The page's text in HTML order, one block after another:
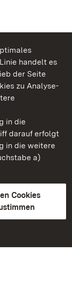
handelt es
der Seite
zu Analyse-
in die
darauf erfolgt
in die weitere
a)
Cookies
Württemberg